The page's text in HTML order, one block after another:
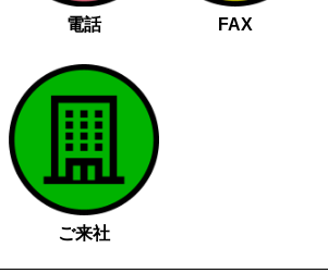
電話 FAX
ご来社